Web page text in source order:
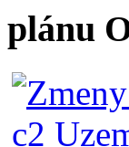
plánu